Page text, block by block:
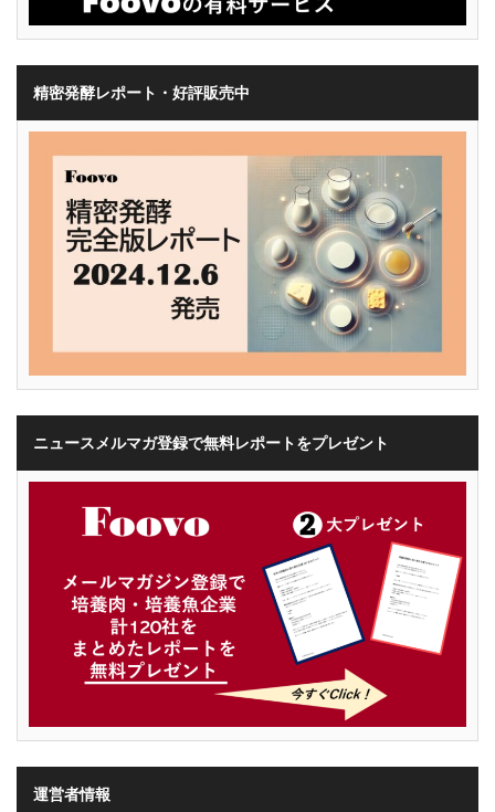
精密発酵レポート・好評販売中
ニュースメルマガ登録で無料レポートをプレゼント
運営者情報